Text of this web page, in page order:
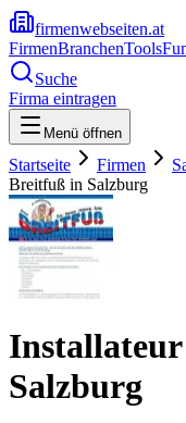
firmenwebseiten.at
FirmenBranchenTools
Suche
Firma eintragen
Menü öffnen
Startseite Firmen
Breitfuß in Salzburg
Salzburg